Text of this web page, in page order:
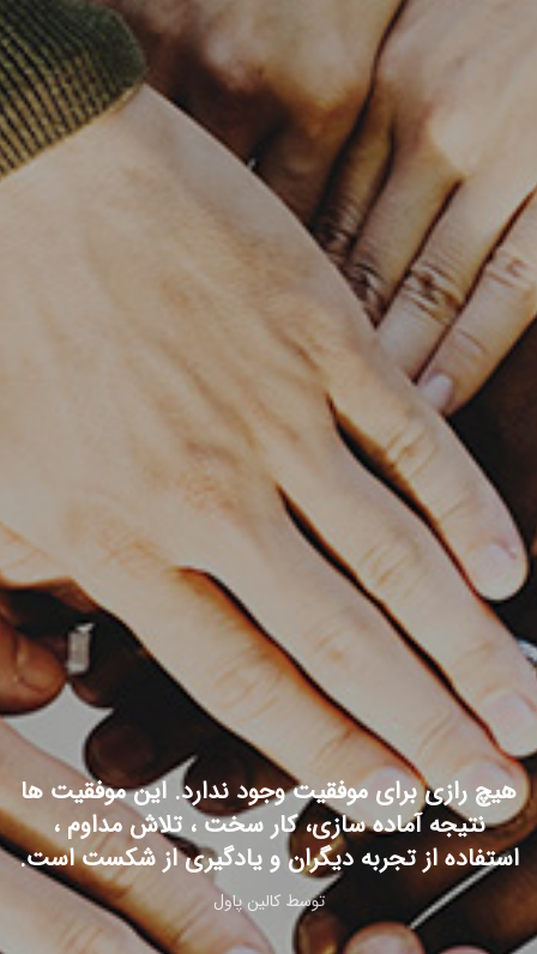
هیچ رازی برای موفقیت وجود ندارد. این موفقیت ها
نتیجه آماده سازی، کار سخت ، تلاش مداوم ،
استفاده از تجربه دیگران و یادگیری از شکست است.
توسط کالین پاول